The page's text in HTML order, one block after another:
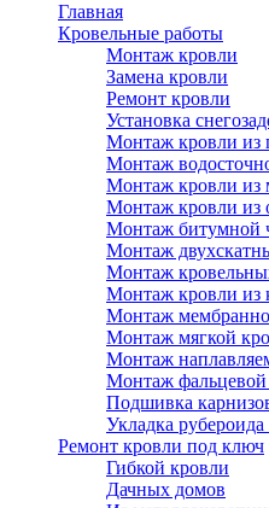
Главная
Кровельные работы
Монтаж кровли
Замена кровли
Ремонт кровли
Установка
Монтаж кровли из
Монтаж
Монтаж кровли из
Монтаж кровли из
Монтаж битумной
Монтаж
Монтаж
Монтаж кровли из
Монтаж
Монтаж мягкой
Монтаж
Монтаж фальцевой
Подшивка
Укладка
Ремонт кровли под ключ
Гибкой кровли
Дачных домов